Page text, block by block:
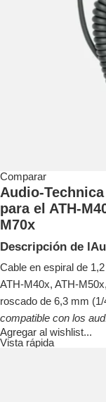
Comparar
Audio-
para el ATH-
M70x
Descripción de
Cable en espiral de
ATH-M40x, ATH-
roscado de 6,3 mm (1/
compatible con los
Agregar al wishlist...
Vista rápida